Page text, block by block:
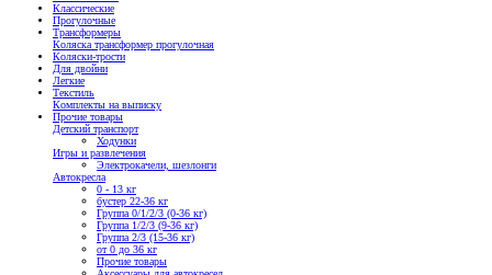
Классические
Прогулочные
Трансформеры
Коляска трансформер прогулочная
Коляски-трости
Для двойни
Легкие
Текстиль
Комплекты на выписку
Прочие товары
Детский транспорт
Ходунки
Игры и развлечения
Электрокачели, шезлонги
Автокресла
0 - 13 кг
бустер 22-36 кг
Группа 0/1/2/3 (0-36 кг)
Группа 1/2/3 (9-36 кг)
Группа 2/3 (15-36 кг)
от 0 до 36 кг
Прочие товары